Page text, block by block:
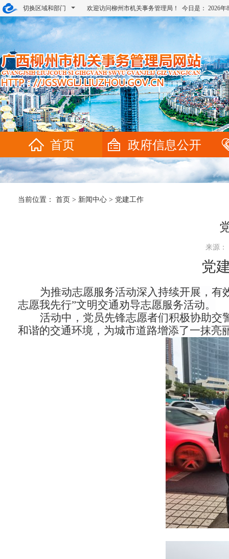
切换区域和部门 欢迎访问柳州市机关事务管理局！ 今日是： 2026
首页 政府信息公开
当前位置： 首页 > 新闻中心 > 党建工作
来源
党
为推动志愿服务活动深入持续开展，有
志愿我先行”文明交通劝导志愿服务活动。
活动中，党员先锋志愿者们积极协助交
和谐的交通环境，为城市道路增添了一抹亮